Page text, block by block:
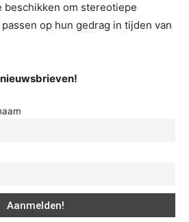
om stereotiepe
op hun gedrag in tijden van